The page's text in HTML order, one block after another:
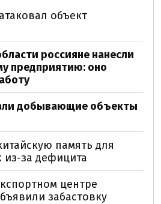
объект
россияне нанесли
предприятию: оно
добывающие объекты
память для
из-за дефицита
центре
забастовку